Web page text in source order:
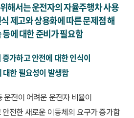
해서는 운전자의 자율주행차 사용
제고와 상용화에 따른 문제점 해
에 대한 준비가 필요함
가하고 안전에 대한 인식이
한 필요성이 발생함
운전이 어려운 운전자 비율이
전한 새로운 이동체의 요구가 증가함